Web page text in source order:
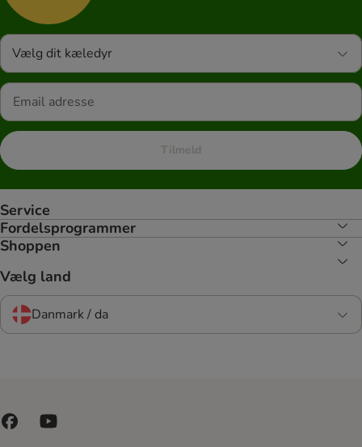
Vælg dit kæledyr
Tilmeld
Service
Fordelsprogrammer
Shoppen
Vælg land
Danmark / da